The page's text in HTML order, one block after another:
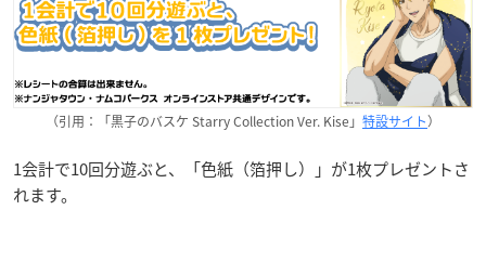
（引用：「黒子のバスケ Starry Collection Ver. Kise」 特設サイト）
1会計で10回分遊ぶと、「色紙（箔押し）」が1枚プレゼントさ
れます。